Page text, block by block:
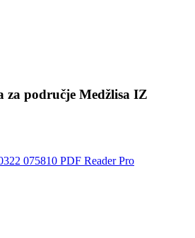
za područje Medžlisa IZ